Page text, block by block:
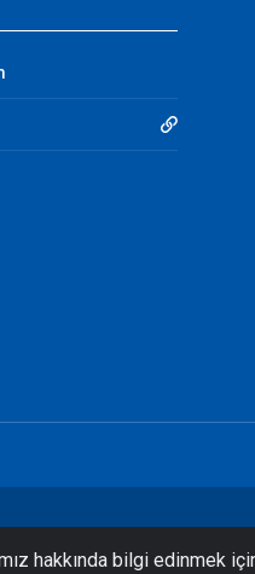
hakkında bilgi edinmek